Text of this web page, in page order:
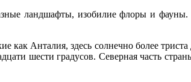
ландшафты, изобилие флоры и
как Анталия, здесь солнечно более
шести градусов. Северная часть